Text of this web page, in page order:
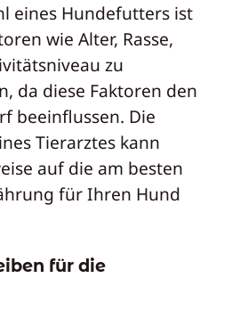
eines Hundefutters ist
wie Alter, Rasse,
zu
da diese Faktoren den
beeinflussen. Die
Tierarztes kann
auf die am besten
für Ihren Hund
für die